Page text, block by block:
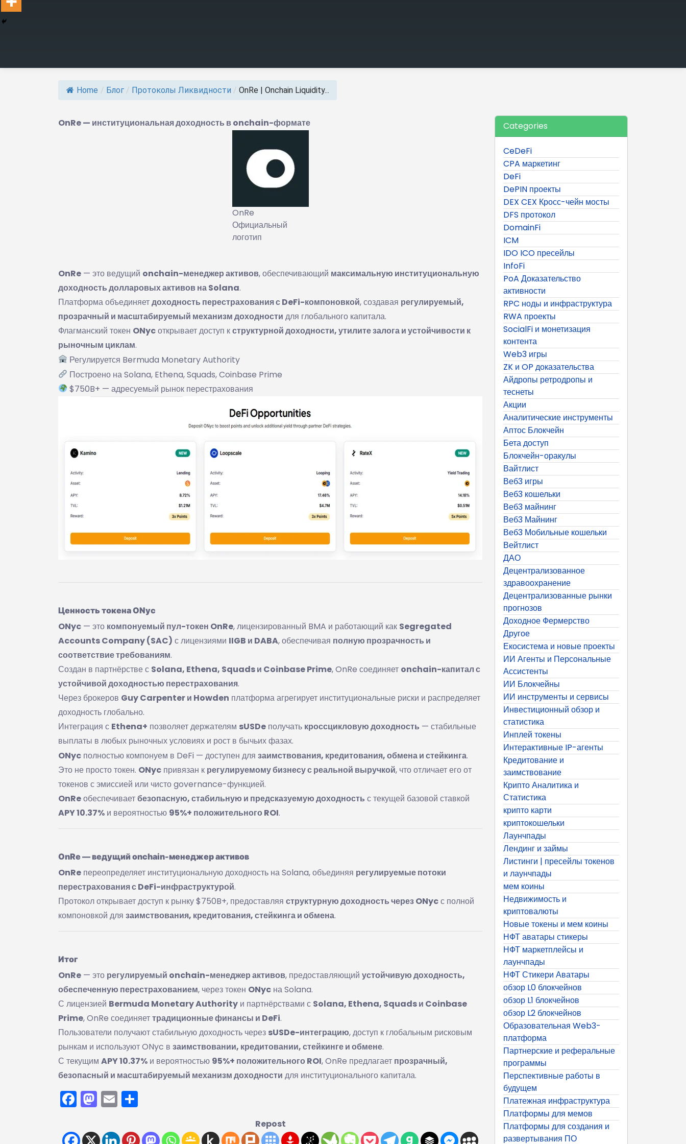
Home / Блог / Протоколы Ликвидности / OnRe | Onchain Liquidity...
OnRe — институциональная доходность в onchain-формате
OnRe
Официальный
логотип
OnRe — это ведущий onchain-менеджер активов, обеспечивающий максимальную институциональную
доходность долларовых активов на Solana.
Платформа объединяетдоходность перестрахования с DeFi-компоновкой, создавая регулируемый,
прозрачный и масштабируемый механизм доходности для глобального капитала.
Флагманский токен ONycоткрывает доступ кструктурной доходности, утилите залога и устойчивости к
рыночным циклам.
Регулируется Bermuda Monetary Authority
Построено на Solana, Ethena, Squads, Coinbase Prime
$750B+ — адресуемый рынок перестрахования
Ценность токена ONyc
ONyc — это компонуемый пул-токен OnRe, лицензированный BMA и работающий как Segregated
Accounts Company (SAC) с лицензиями IIGB и DABA, обеспечивая полную прозрачность и
соответствие требованиям.
Создан в партнёрстве с Solana, Ethena, Squads и Coinbase Prime, OnRe соединяет onchain-капитал с
устойчивой доходностью перестрахования.
Через брокеров Guy Carpenter и Howden платформа агрегирует институциональные риски и распределяет
доходность глобально.
Интеграция с Ethena+ позволяет держателям sUSDe получать кроссцикловую доходность — стабильные
выплаты в любых рыночных условиях и рост в бычьих фазах.
ONyc полностью компонуем в DeFi — доступен для заимствования, кредитования, обмена и стейкинга.
Это не просто токен. ONyc привязан к регулируемому бизнесу с реальной выручкой, что отличает его от
токенов с эмиссией или чисто governance-функцией.
OnReобеспечиваетбезопасную, стабильную и предсказуемую доходность с текущей базовой ставкой
APY 10.37% и вероятностью 95%+ положительного ROI.
OnRe — ведущий onchain-менеджер активов
OnRe переопределяет институциональную доходность на Solana, объединяя регулируемые потоки
перестрахования с DeFi-инфраструктурой.
Протокол открывает доступ к рынку $750B+, предоставляя структурную доходность через ONycс полной
компоновкой для заимствования, кредитования, стейкинга и обмена.
Итог
OnRe — это регулируемый onchain-менеджер активов, предоставляющий устойчивую доходность,
обеспеченную перестрахованием, через токен ONyc на Solana.
С лицензией Bermuda Monetary Authority и партнёрствами с Solana, Ethena, Squads и Coinbase
Prime, OnRe соединяеттрадиционные финансы и DeFi.
Пользователи получают стабильную доходность через sUSDe-интеграцию, доступ к глобальным рисковым
рынкам и используют ONyc в заимствовании, кредитовании, стейкинге и обмене.
С текущим APY 10.37% и вероятностью 95%+ положительного ROI, OnRe предлагает прозрачный,
безопасный и масштабируемый механизм доходности для институционального капитала.
Facebook
Mastodon
Email
Repost
Categories
CeDeFi
CPA маркетинг
DeFi
DePIN проекты
DEX CEX Кросс-чейн мосты
DFS протокол
DomainFi
ICM
IDO ICO пресейлы
InfoFi
PoA Доказательство
активности
RPC ноды и инфраструктура
RWA проекты
SocialFi и монетизация
контента
Web3 игры
ZK и OP доказательства
Айдропы ретродропы и
теснеты
Акции
Аналитические инструменты
Аптос Блокчейн
Бета доступ
Блокчейн-оракулы
Вайтлист
Веб3 игры
Веб3 кошельки
Веб3 майнинг
Веб3 Майнинг
Веб3 Мобильные кошельки
Вейтлист
ДАО
Децентрализованное
здравоохранение
Децентрализованные рынки
прогнозов
Доходное Фермерство
Другое
Екосистема и новые проекты
ИИ Агенты и Персональные
Ассистенты
ИИ Блокчейны
ИИ инструменты и сервисы
Инвестиционный обзор и
статистика
Инплей токены
Интерактивные IP-агенты
Кредитование и
заимствование
Крипто Аналитика и
Статистика
крипто карти
криптокошельки
Лаунчпады
Лендинг и займы
Листинги | пресейлы токенов
и лаунчпады
мем коины
Недвижимость и
криптовалюты
Новые токены и мем коины
НФТ аватары стикеры
НФТ маркетплейсы и
лаунчпады
НФТ Стикери Аватары
обзор L0 блокчейнов
обзор L1 блокчейнов
обзор L2 блокчейнов
Образовательная Web3-
платформа
Партнерские и реферальные
программы
Перспективные работы в
будущем
Платежная инфраструктура
Платформы для мемов
Платформы для создания и
развертывания ПО